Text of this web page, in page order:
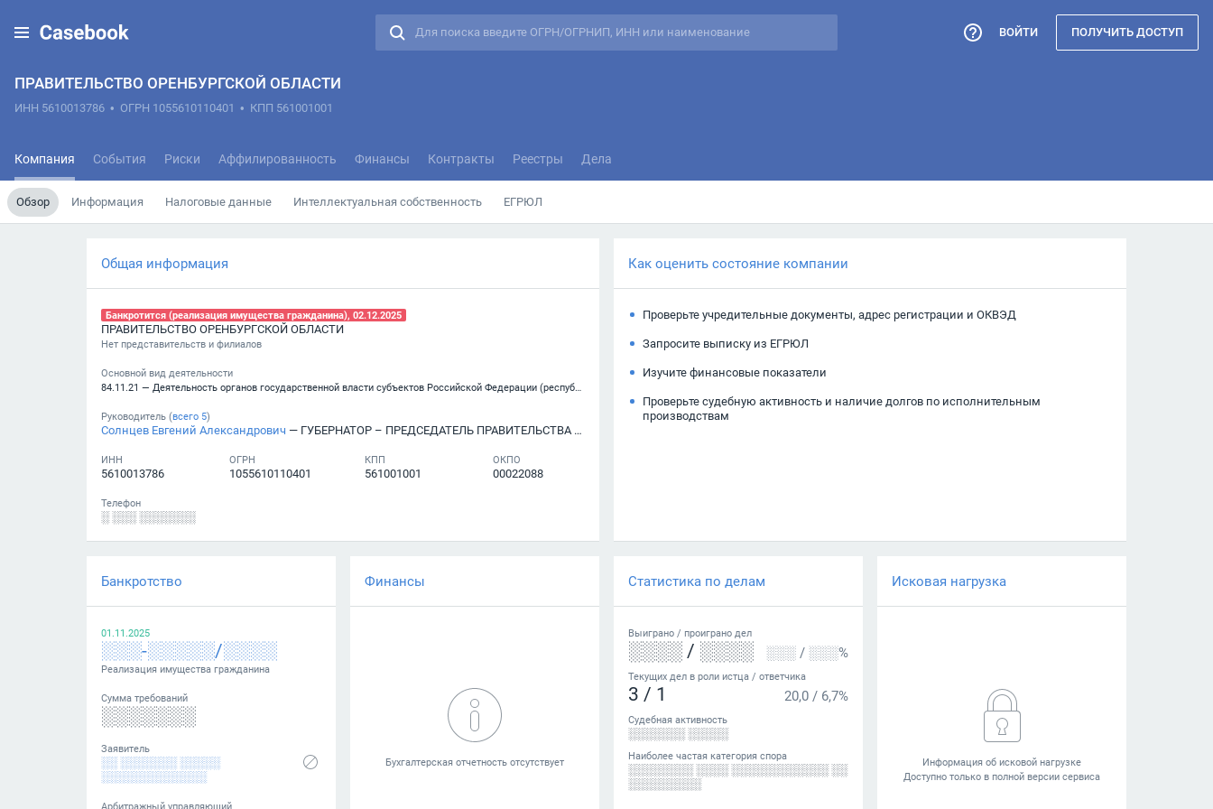
ПРАВИТЕЛЬСТВО ОРЕНБУРГСКОЙ ОБЛАСТИ
ИНН 5610013786 • ОГРН 1055610110401 • КПП 561001001
Компания События Риски Аффилированность Финансы Контракты Реестры Дела
Обзор Информация Налоговые данные Интеллектуальная собственность ЕГРЮЛ
ВОЙТИ ПОЛУЧИТЬ ДОСТУП
Общая информация
Банкротится (реализация имущества гражданина), 02.12.2025
ПРАВИТЕЛЬСТВО ОРЕНБУРГСКОЙ ОБЛАСТИ
Нет представительств и филиалов
Основной вид деятельности
84.11.21 — Деятельность органов государственной власти субъектов Российской Федерации (республик, краев, областей), кроме судебной власти, представительств исполнительных органов государственной власти субъектов Российской Федерации при Президенте Российской Федерац
Руководитель (всего 5)
Солнцев Евгений Александрович — ГУБЕРНАТОР – ПРЕДСЕДАТЕЛЬ ПРАВИТЕЛЬСТВА ОРЕНБУРГСКОЙ ОБЛАСТИ
ИНН
5610013786
ОГРН
1055610110401
КПП
561001001
ОКПО
00022088
Телефон
░ ░░░ ░░░░░░░
Как оценить состояние компании
Проверьте учредительные документы, адрес регистрации и ОКВЭД
Запросите выписку из ЕГРЮЛ
Изучите финансовые показатели
Проверьте судебную активность и наличие долгов по исполнительным
производствам
Банкротство
01.11.2025
░░░-░░░░░/░░░░
Реализация имущества гражданина
Сумма требований
░░░░░░░
Заявитель
░░ ░░░░░░░ ░░░░░
░░░░░░░░░░░░░
Арбитражный управляющий
Финансы Статистика по делам
Выиграно / проиграно дел
░░░░ / ░░░░ ░░░ / ░░░%
Текущих дел в роли истца / ответчика
3 / 1 20,0 / 6,7%
Судебная активность
░░░░░░░ ░░░░░
Наиболее частая категория спора
░░░░░░░░ ░░░░ ░░░░░░░░░░░░ ░░
░░░░░░░░░
Исковая нагрузка